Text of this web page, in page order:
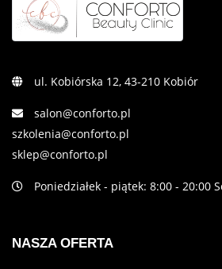
ul. Kobiórska 12, 43-210 Kobiór
salon@conforto.pl
szkolenia@conforto.pl
sklep@conforto.pl
Poniedziałek - piątek: 8:00 - 20:00
NASZA OFERTA